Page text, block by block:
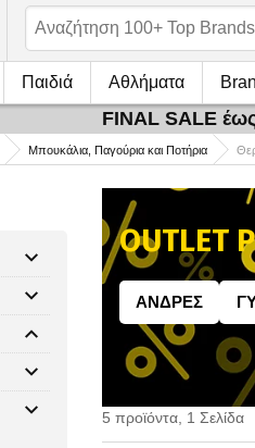
Παιδιά Αθλήματα
FINAL SALE
Μπουκάλια, Παγούρια και Ποτήρια
OUTLET
AΝΔΡΕΣ
5 προϊόντα, 1 Σελίδα